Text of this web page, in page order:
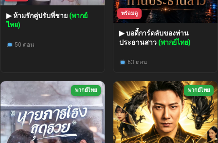
▶ ห้ามรักคู่ปรับพี่ชาย (พากย์
ไทย)
50 ตอน
พร้อมดู
▶ บอดี้การ์ดลับของท่าน
ประธานสาว (พากย์ไทย)
63 ตอน
พากย์ไทย พากย์ไทย